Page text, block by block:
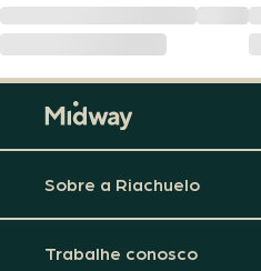
Sobre a Riachuelo
Trabalhe conosco